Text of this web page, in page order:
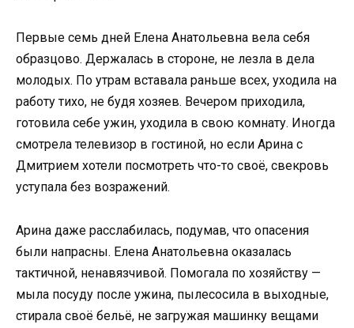
Первые семь дней Елена Анатольевна вела себя
образцово. Держалась в стороне, не лезла в дела
молодых. По утрам вставала раньше всех, уходила на
работу тихо, не будя хозяев. Вечером приходила,
готовила себе ужин, уходила в свою комнату. Иногда
смотрела телевизор в гостиной, но если Арина с
Дмитрием хотели посмотреть что-то своё, свекровь
уступала без возражений.
Арина даже расслабилась, подумав, что опасения
были напрасны. Елена Анатольевна оказалась
тактичной, ненавязчивой. Помогала по хозяйству —
мыла посуду после ужина, пылесосила в выходные,
стирала своё бельё, не загружая машинку вещами